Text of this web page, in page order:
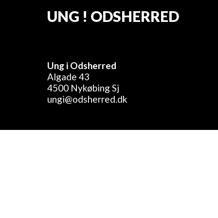
UNG ! ODSHERRED
Ung i Odsherred
Algade 43
4500 Nykøbing Sj
ungi@odsherred.dk